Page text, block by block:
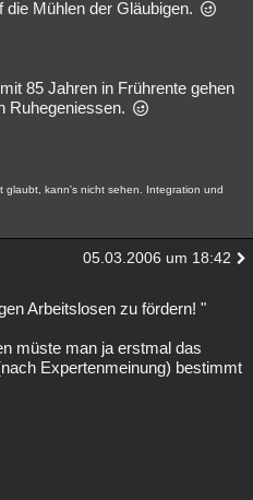
Mühlen der Gläubigen.
85 Jahren in Frührente gehen
Ruhegeniessen.
glaubt, kann's nicht sehen. Integration und
05.03.2006 um 18:42
Arbeitslosen zu fördern! "
müste man ja erstmal das
Expertenmeinung) bestimmt